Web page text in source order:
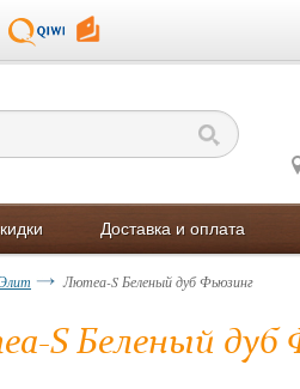
Доставка и оплата
Лютеа-S Беленый дуб Фьюзинг
S Беленый дуб